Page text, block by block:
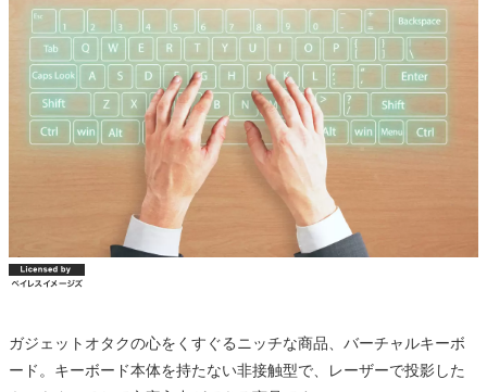
ガジェットオタクの心をくすぐるニッチな商品、バーチャルキーボ
ード。キーボード本体を持たない非接触型で、レーザーで投影した